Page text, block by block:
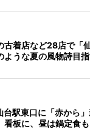
古着店など28店で「
ような夏の風物詩目
台駅東口に「赤から
看板に、昼は鍋定食も